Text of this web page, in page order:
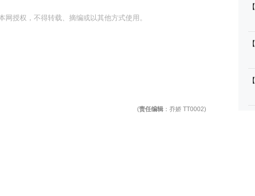
授权，不得转载、摘编或以其他方式使用。
(责任编辑 ：乔娇 TT0002)
【
【
【